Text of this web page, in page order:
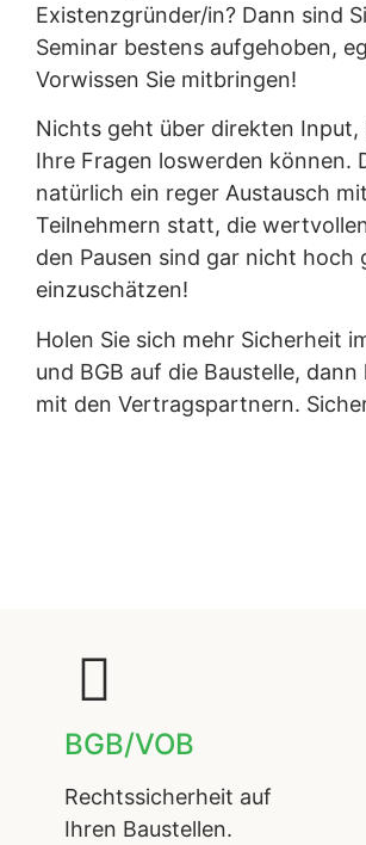
Existenzgründer/in? Dann sind
Seminar bestens aufgehoben,
Vorwissen Sie mitbringen!
Nichts geht über direkten Input,
Ihre Fragen loswerden können.
natürlich ein reger Austausch
Teilnehmern statt, die
den Pausen sind gar nicht hoch
einzuschätzen!
Holen Sie sich mehr Sicherheit
und BGB auf die Baustelle,
mit den Vertragspartnern.
BGB/VOB
Rechtssicherheit auf
Ihren Baustellen.